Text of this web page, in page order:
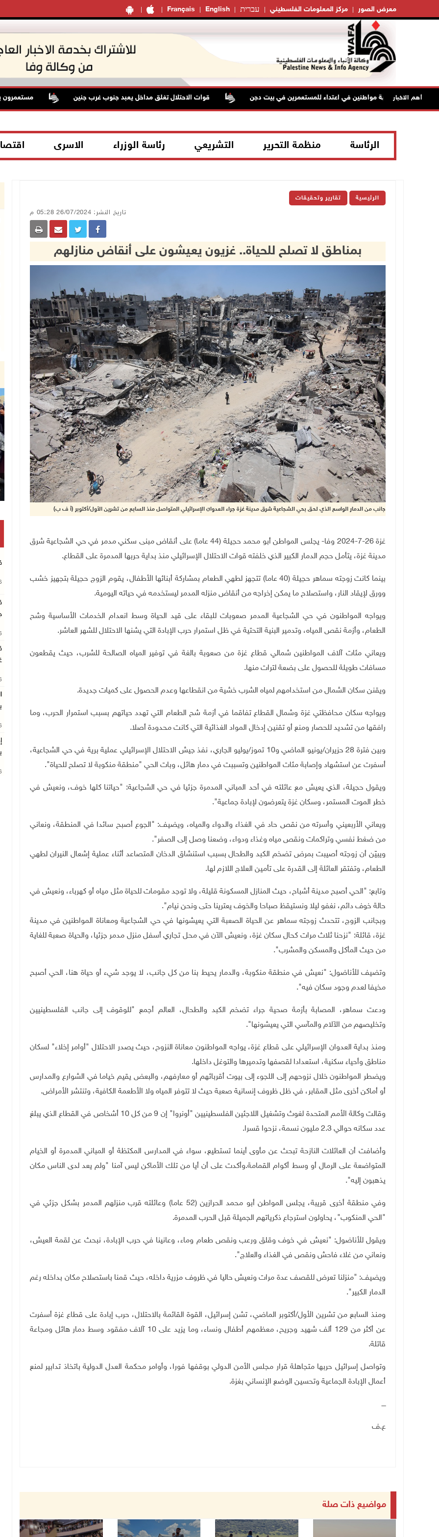
Français English עברית مركز المعلومات الفلسطيني معرض الصور
أهم الاخبار
إصابة مواطنين في اعتداء للمستعمرين في بيت دجن قوات الاحتلال تغلق مداخل يعبد جنوب غرب جنين مستعمرون يهاجمون
الرئاسة منظمة التحرير التشريعي رئاسة الوزراء الاسرى
الرئيسية تقارير وتحقيقات
تاريخ النشر: 26/07/2024 05:28 م
بمناطق لا تصلح للحياة.. غزيون يعيشون على أنقاض منازلهم
جانب من الدمار الواسع الذي لحق بحي الشجاعية شرق مدينة غزة جراء العدوان الإسرائيلي المتواصل منذ السابع من تشرين الأول/أكتوبر (أ ف ب)
غزة 26-7-2024 وفا- يجلس المواطن أبو محمد حجيلة (44 عاما) على أنقاض مبنى سكني مدمر في حي الشجاعية شرق
مدينة غزة، يتأمل حجم الدمار الكبير الذي خلفته قوات الاحتلال الإسرائيلي منذ بداية حربها المدمرة على القطاع.
بينما كانت زوجته سماهر حجيلة (40 عاما) تتجهز لطهي الطعام بمشاركة أبنائها الأطفال، يقوم الزوج حجيلة بتجهيز خشب
وورق لإيقاد النار، واستصلاح ما يمكن إخراجه من أنقاض منزله المدمر ليستخدمه في حياته اليومية.
ويواجه المواطنون في حي الشجاعية المدمر صعوبات للبقاء على قيد الحياة وسط انعدام الخدمات الأساسية وشح
الطعام، وأزمة نقص المياه، وتدمير البنية التحتية في ظل استمرار حرب الإبادة التي يشنها الاحتلال للشهر العاشر.
ويعاني مئات آلاف المواطنين شمالي قطاع غزة من صعوبة بالغة في توفير المياه الصالحة للشرب، حيث يقطعون
مسافات طويلة للحصول على بضعة لترات منها.
ويقنن سكان الشمال من استخدامهم لمياه الشرب خشية من انقطاعها وعدم الحصول على كميات جديدة.
ويواجه سكان محافظتي غزة وشمال القطاع تفاقما في أزمة شح الطعام التي تهدد حياتهم بسبب استمرار الحرب، وما
رافقها من تشديد للحصار ومنع أو تقنين إدخال المواد الغذائية التي كانت محدودة أصلا.
وبين فترة 28 حزيران/يونيو الماضي و10 تموز/يوليو الجاري، نفذ جيش الاحتلال الإسرائيلي عملية برية في حي الشجاعية،
أسفرت عن استشهاد وإصابة مئات المواطنين وتسببت في دمار هائل، وبات الحي "منطقة منكوبة لا تصلح للحياة".
ويقول حجيلة، الذي يعيش مع عائلته في أحد المباني المدمرة جزئيا في حي الشجاعية: "حياتنا كلها خوف، ونعيش في
خطر الموت المستمر، وسكان غزة يتعرضون لإبادة جماعية".
ويعاني الأربعيني وأسرته من نقص حاد في الغذاء والدواء والمياه، ويضيف: "الجوع أصبح سائدا في المنطقة، ونعاني
من ضغط نفسي وتراكمات ونقص مياه وغذاء ودواء، وضعنا وصل إلى الصفر".
ويبيّن أن زوجته أصيبت بمرض تضخم الكبد والطحال بسبب استنشاق الدخان المتصاعد أثناء عملية إشعال النيران لطهي
الطعام، وتفتقر العائلة إلى القدرة على تأمين العلاج اللازم لها.
وتابع: "الحي أصبح مدينة أشباح، حيث المنازل المسكونة قليلة، ولا توجد مقومات للحياة مثل مياه أو كهرباء، ونعيش في
حالة خوف دائم، نغفو ليلا ونستيقظ صباحا والخوف يعترينا حتى ونحن نيام".
وبجانب الزوج، تتحدث زوجته سماهر عن الحياة الصعبة التي يعيشونها في حي الشجاعية ومعاناة المواطنين في مدينة
غزة، قائلة: "نزحنا ثلاث مرات كحال سكان غزة، ونعيش الآن في محل تجاري أسفل منزل مدمر جزئيا، والحياة صعبة للغاية
من حيث المأكل والمسكن والمشرب".
وتضيف للأناضول: "نعيش في منطقة منكوبة، والدمار يحيط بنا من كل جانب، لا يوجد شيء أو حياة هنا، الحي أصبح
مخيفا لعدم وجود سكان فيه".
ودعت سماهر، المصابة بأزمة صحية جراء تضخم الكبد والطحال، العالم أجمع "للوقوف إلى جانب الفلسطينيين
وتخليصهم من الآلام والمآسي التي يعيشونها".
ومنذ بداية العدوان الإسرائيلي على قطاع غزة، يواجه المواطنون معاناة النزوح، حيث يصدر الاحتلال "أوامر إخلاء" لسكان
مناطق وأحياء سكنية، استعدادا لقصفها وتدميرها والتوغل داخلها.
ويضطر المواطنون خلال نزوحهم إلى اللجوء إلى بيوت أقربائهم أو معارفهم، والبعض يقيم خياما في الشوارع والمدارس
أو أماكن أخرى مثل المقابر، في ظل ظروف إنسانية صعبة حيث لا تتوفر المياه ولا الأطعمة الكافية، وتنتشر الأمراض.
وقالت وكالة الأمم المتحدة لغوث وتشغيل اللاجئين الفلسطينيين "أونروا" إن 9 من كل 10 أشخاص في القطاع الذي يبلغ
عدد سكانه حوالي 2.3 مليون نسمة، نزحوا قسرا
.
وأضافت أن العائلات النازحة تبحث عن مأوى أينما تستطيع، سواء في المدارس المكتظة أو المباني المدمرة أو الخيام
المتواضعة على الرمال أو وسط أكوام القمامة.وأكدت على أن أيا من تلك الأماكن ليس آمنا "ولم يعد لدى الناس مكان
يذهبون إليه"
.
وفي منطقة أخرى قريبة، يجلس المواطن أبو محمد الحرازين (52 عاما) وعائلته قرب منزلهم المدمر بشكل جزئي في
"الحي المنكوب"، يحاولون استرجاع ذكرياتهم الجميلة قبل الحرب المدمرة.
ويقول للأناضول: "نعيش في خوف وقلق ورعب ونقص طعام وماء، وعانينا في حرب الإبادة، نبحث عن لقمة العيش،
ونعاني من غلاء فاحش ونقص في الغذاء والعلاج".
ويضيف: "منزلنا تعرض للقصف عدة مرات ونعيش حاليا في ظروف مزرية داخله، حيث قمنا باستصلاح مكان بداخله رغم
الدمار الكبير".
ومنذ السابع من تشرين الأول/أكتوبر الماضي، تشن إسرائيل، القوة القائمة بالاحتلال، حرب إبادة على قطاع غزة أسفرت
عن أكثر من 129 ألف شهيد وجريح، معظمهم أطفال ونساء، وما يزيد على 10 آلاف مفقود وسط دمار هائل ومجاعة
قاتلة.
وتواصل إسرائيل حربها متجاهلة قرار مجلس الأمن الدولي بوقفها فورا، وأوامر محكمة العدل الدولية باتخاذ تدابير لمنع
أعمال الإبادة الجماعية وتحسين الوضع الإنساني بغزة.
ــــ
ع.ف
مواضيع ذات صلة